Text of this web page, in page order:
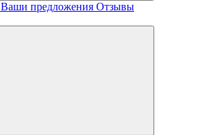
Ваши предложения Отзывы